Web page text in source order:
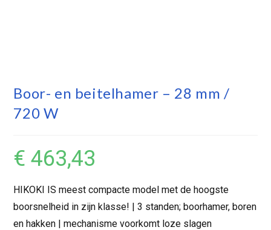
Boor- en beitelhamer – 28 mm /
720 W
€ 463,43
HIKOKI IS meest compacte model met de hoogste
boorsnelheid in zijn klasse! | 3 standen; boorhamer, boren
en hakken | mechanisme voorkomt loze slagen